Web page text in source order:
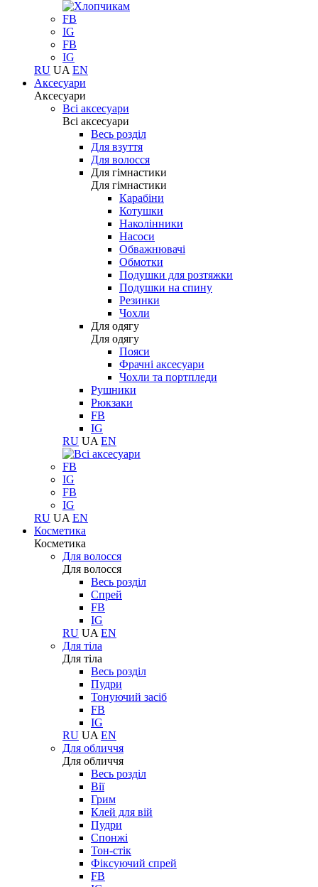
FB
IG
FB
IG
RU UA EN
Аксесуари
Аксесуари
Всі аксесуари
Всі аксесуари
Весь розділ
Для взуття
Для волосся
Для гімнастики
Для гімнастики
Карабіни
Котушки
Наколінники
Насоси
Обважнювачі
Обмотки
Подушки для розтяжки
Подушки на спину
Резинки
Чохли
Для одягу
Для одягу
Пояси
Фрачні аксесуари
Чохли та портпледи
Рушники
Рюкзаки
FB
IG
RU UA EN
FB
IG
FB
IG
RU UA EN
Косметика
Косметика
Для волосся
Для волосся
Весь розділ
Спрей
FB
IG
RU UA EN
Для тіла
Для тіла
Весь розділ
Пудри
Тонуючий засіб
FB
IG
RU UA EN
Для обличчя
Для обличчя
Весь розділ
Вії
Грим
Клей для вій
Пудри
Спонжі
Тон-стік
Фіксуючий спрей
FB